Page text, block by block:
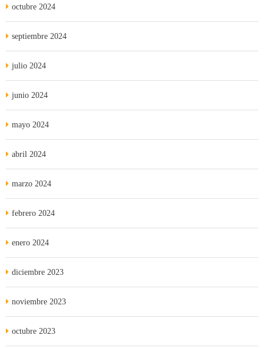
octubre 2024
septiembre 2024
julio 2024
junio 2024
mayo 2024
abril 2024
marzo 2024
febrero 2024
enero 2024
diciembre 2023
noviembre 2023
octubre 2023